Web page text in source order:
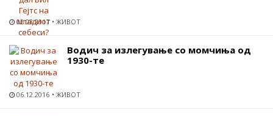
02.03.2017 ЖИВОТ
Водич за излегување со момчиња од
1930-те
06.12.2016 ЖИВОТ